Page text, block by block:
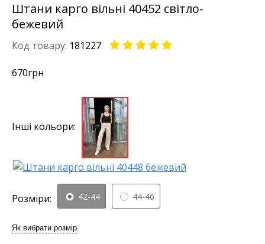
Штани карго вільні 40452 світло-
бежевий
Код товару: 181227
670грн
Інші кольори:
Розміри: 42-44 44-46
Як вибрати розмір